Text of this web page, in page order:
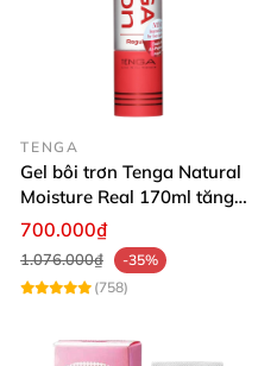
TENGA
Gel bôi trơn Tenga Natural
Moisture Real 170ml tăng
ẩm tự nhiên
700.000₫
1.076.000₫
-35%
(758)